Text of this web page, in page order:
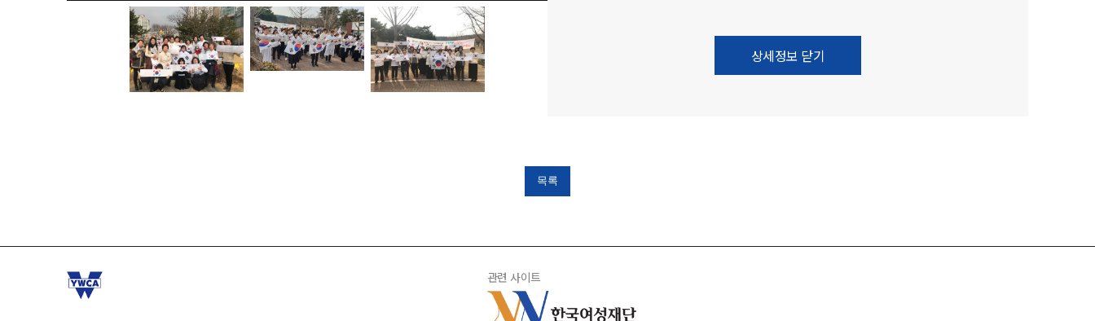
상세정보 닫기
목록
관련 사이트